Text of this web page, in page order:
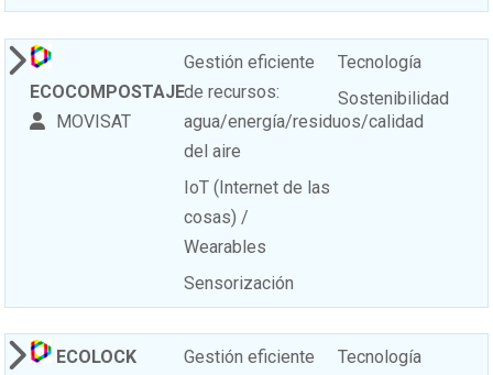
ECOCOMPOSTAJE
MOVISAT
Gestión eficiente
de recursos:
agua/energía/residuos/calidad
del aire
IoT (Internet de las
cosas) /
Wearables
Sensorización
Tecnología
Sostenibilidad
ECOLOCK
Gestión eficiente
Tecnología